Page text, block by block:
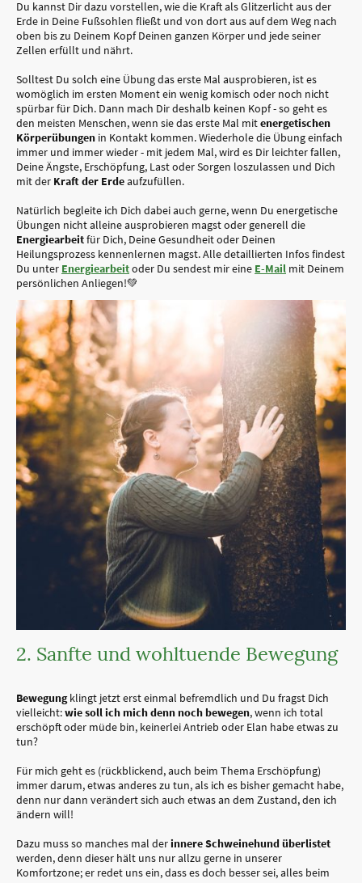
Du kannst Dir dazu vorstellen, wie die Kraft als Glitzerlicht aus der
Erde in Deine Fußsohlen fließt und von dort aus auf dem Weg nach
oben bis zu Deinem Kopf Deinen ganzen Körper und jede seiner
Zellen erfüllt und nährt.
Solltest Du solch eine Übung das erste Mal ausprobieren, ist es
womöglich im ersten Moment ein wenig komisch oder noch nicht
spürbar für Dich. Dann mach Dir deshalb keinen Kopf - so geht es
den meisten Menschen, wenn sie das erste Mal mitenergetischen
Körperübungen in Kontakt kommen. Wiederhole die Übung einfach
immer und immer wieder - mit jedem Mal, wird es Dir leichter fallen,
Deine Ängste, Erschöpfung, Last oder Sorgen loszulassen und Dich
mit der Kraft der Erdeaufzufüllen.
Natürlich begleite ich Dich dabei auch gerne, wenn Du energetische
Übungen nicht alleine ausprobieren magst oder generell die
Energiearbeitfür Dich, Deine Gesundheit oder Deinen
Heilungsprozess kennenlernen magst. Alle detaillierten Infos findest
Du unter Energiearbeitoder Du sendest mir eine E-Mail mit Deinem
persönlichen Anliegen!💚
2. Sanfte und wohltuende Bewegung
Bewegungklingt jetzt erst einmal befremdlich und Du fragst Dich
vielleicht:wie soll ich mich denn noch bewegen, wenn ich total
erschöpft oder müde bin, keinerlei Antrieb oder Elan habe etwas zu
tun?
Für mich geht es (rückblickend, auch beim Thema Erschöpfung)
immer darum, etwas anderes zu tun, als ich es bisher gemacht habe,
denn nur dann verändert sich auch etwas an dem Zustand, den ich
ändern will!
Dazu muss so manches mal derinnere Schweinehund überlistet
werden, denn dieser hält uns nur allzu gerne in unserer
Komfortzone; er redet uns ein, dass es doch besser sei, alles beim